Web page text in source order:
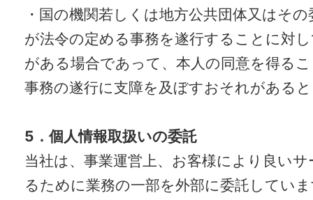
・国の機関若しくは地方公共団体又はそ
が法令の定める事務を遂行することに対
がある場合であって、本人の同意を得る
事務の遂行に支障を及ぼすおそれがある
5 ．個人情報取扱いの委託
当社は、事業運営上、お客様により良い
るために業務の一部を外部に委託してい